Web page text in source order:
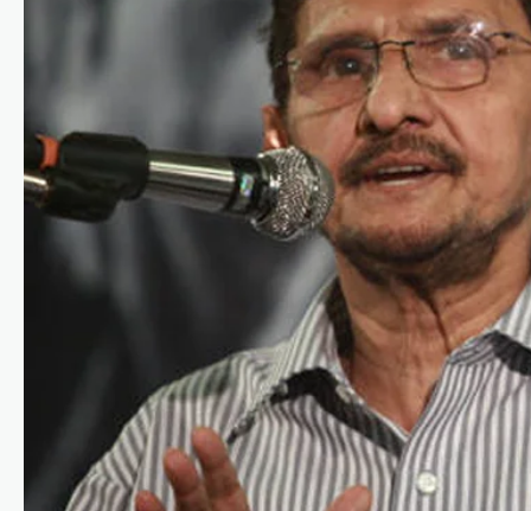
തീവ്രവാദികളും
ഭയപ്പെടുന്ന നേതാവ്;
അമിത് ഷാ മറുപടി
പറയാൻ തുടങ്ങിയാൽ
പ്രതിപക്ഷത്തിന്
താങ്ങാനാകില്ല: കിരൺ
റിജിജു
ന്യൂസ് ഡെസ്ക് ഓഗസ്റ്റ്‌ 7, 2026
പാർലമെന്റിൽ കേന്ദ്ര ആഭ്യന്തരമന്ത്രി
അമിത് ഷായുടെ അസാന്നിധ്യം
ചൂണ്ടിക്കാട്ടി പ്രതിപക്ഷം പ്രതിഷേധം
ശക്തമാക്കുന്നതിനിടെ, അദ്ദേഹത്തിന്
പിന്തുണയുമായി കേന്ദ്ര പാർലമെന്ററി
കാര്യ മന്ത്രി കിരൺ റിജിജു
രംഗത്തെത്തി. അമിത്…
തമിഴ്നാട് സിനിമ